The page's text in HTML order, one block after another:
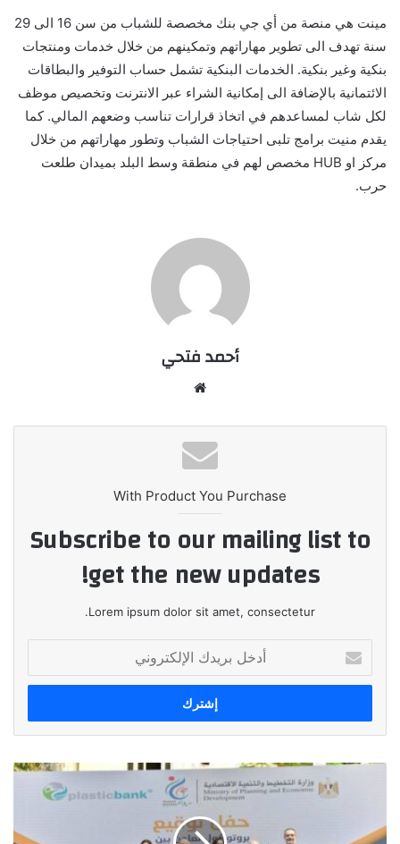
مينت هي منصة من أي جي بنك مخصصة للشباب من سن 16 الى 29
سنة تهدف الى تطوير مهاراتهم وتمكينهم من خلال خدمات ومنتجات
بنكية وغير بنكية. الخدمات البنكية تشمل حساب التوفير والبطاقات
الائتمانية بالإضافة الى إمكانية الشراء عبر الانترنت وتخصيص موظف
لكل شاب لمساعدهم في اتخاذ قرارات تناسب وضعهم المالي. كما
يقدم منيت برامج تلبى احتياجات الشباب وتطور مهاراتهم من خلال
مركز او HUB مخصص لهم في منطقة وسط البلد بميدان طلعت
حرب.
أحمد فتحي
With Product You Purchase
Subscribe to our mailing list to
get the new updates!
Lorem ipsum dolor sit amet, consectetur.
بريدك
الإلكتروني
الاقتصادية